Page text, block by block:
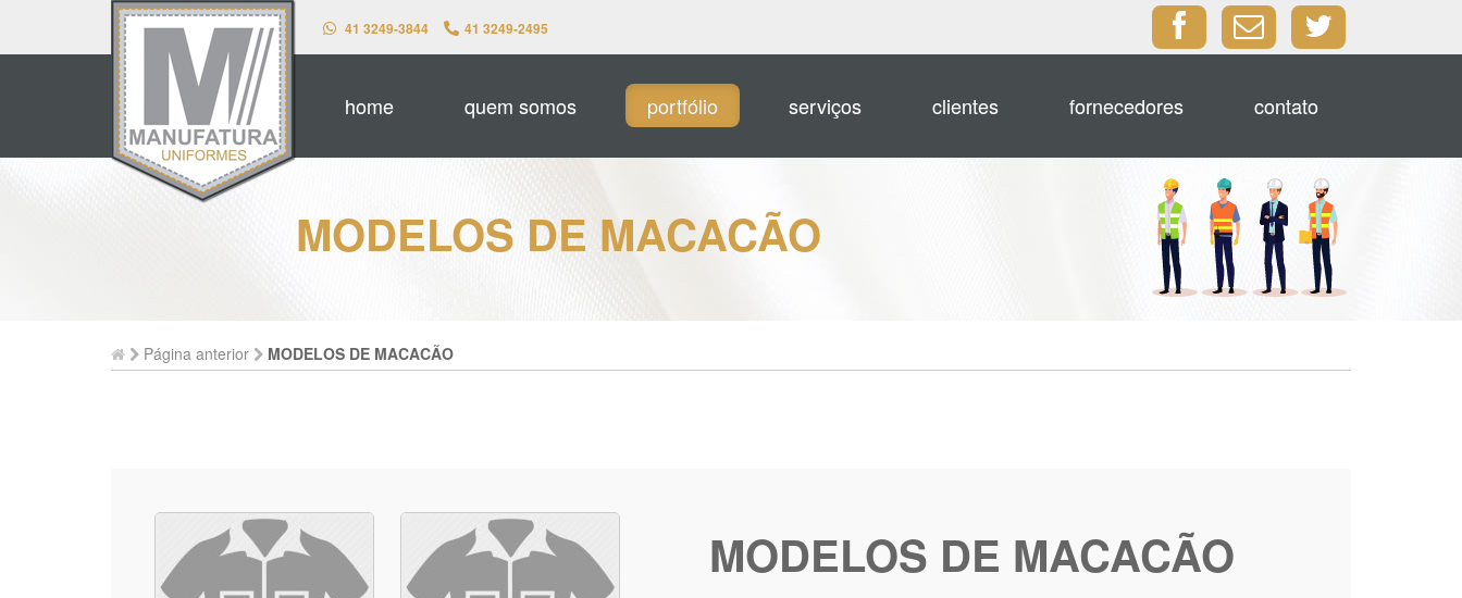
41 3249-3844 41 3249-2495
home quem somos portfólio serviços clientes fornecedores contato
MODELOS DE MACACÃO
Página anterior MODELOS DE MACACÃO
MODELOS DE MACACÃO